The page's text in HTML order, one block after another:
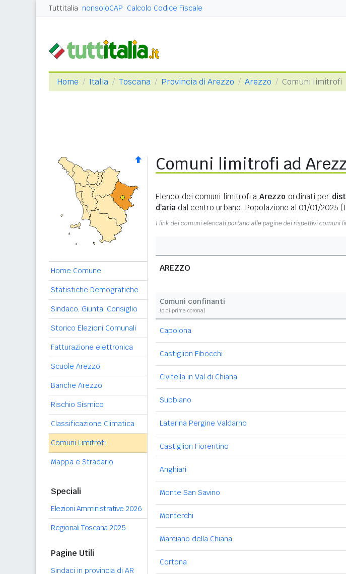
Tuttitalia nonsoloCAP Calcolo Codice Fiscale
Home Italia Toscana Provincia di Arezzo Arezzo Comuni limitrofi
Home Comune
Statistiche Demografiche
Sindaco, Giunta, Consiglio
Storico Elezioni Comunali
Fatturazione elettronica
Scuole Arezzo
Banche Arezzo
Rischio Sismico
Classificazione Climatica
Comuni Limitrofi
Mappa e Stradario
Speciali
Elezioni Amministrative 2026
Regionali Toscana 2025
Pagine Utili
Sindaci in provincia di AR
Comuni limitrofi ad
Elenco dei comuni limitrofi a Arezzo ordinati per
d'aria dal centro urbano. Popolazione al 01/01/2025
I link dei comuni elencati portano alle pagine dei rispettivi comuni
AREZZO
Comuni confinanti
(o di prima corona)
Capolona
Castiglion Fibocchi
Civitella in Val di Chiana
Subbiano
Laterina Pergine Valdarno
Castiglion Fiorentino
Anghiari
Monte San Savino
Monterchi
Marciano della Chiana
Cortona